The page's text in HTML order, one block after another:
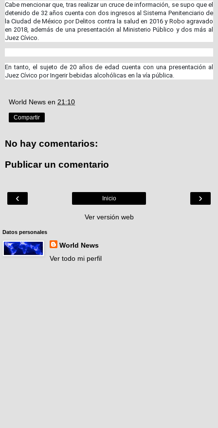
Cabe mencionar que, tras realizar un cruce de información, se supo que el
detenido de 32 años cuenta con dos ingresos al Sistema Penitenciario de
la Ciudad de México por Delitos contra la salud en 2016 y Robo agravado
en 2018, además de una presentación al Ministerio Público y dos más al
Juez Cívico.
En tanto, el sujeto de 20 años de edad cuenta con una presentación al
Juez Cívico por Ingerir bebidas alcohólicas en la vía pública.
World News en 21:10
Compartir
No hay comentarios:
Publicar un comentario
‹ ›
Inicio
Ver versión web
Datos personales
World News
Ver todo mi perfil